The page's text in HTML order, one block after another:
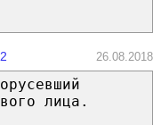
26.08.2018
лица.